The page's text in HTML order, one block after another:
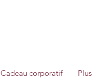
Cadeau corporatif Plus